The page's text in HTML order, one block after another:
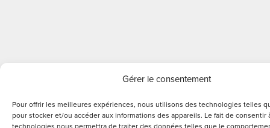
Gérer le consentement
Pour offrir les meilleures expériences, nous utilisons des technologies telles
pour stocker et/ou accéder aux informations des appareils. Le fait de consentir